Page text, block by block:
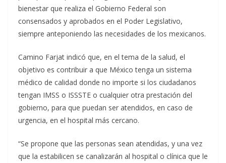
bienestar que realiza el Gobierno Federal son
consensados y aprobados en el Poder Legislativo,
siempre anteponiendo las necesidades de los mexicanos.
Camino Farjat indicó que, en el tema de la salud, el
objetivo es contribuir a que México tenga un sistema
médico de calidad donde no importe si los ciudadanos
tengan IMSS o ISSSTE o cualquier otra prestación del
gobierno, para que puedan ser atendidos, en caso de
urgencia, en el hospital más cercano.
“Se propone que las personas sean atendidas, y una vez
que la estabilicen se canalizarán al hospital o clínica que le